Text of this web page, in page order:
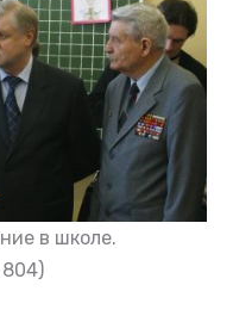
в школе.